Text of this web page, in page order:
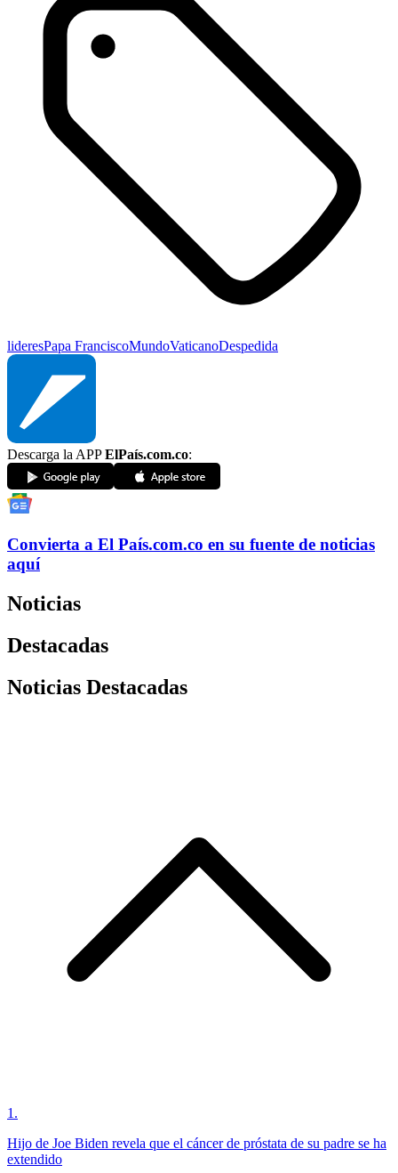
lideresPapa FranciscoMundoVaticanoDespedida
Descarga la APPElPaís.com.co:
Convierta a El País.com.co en su fuente de noticias
aquí
Noticias
Destacadas
Noticias Destacadas
1 .
Hijo de Joe Biden revela que el cáncer de próstata de su padre se ha
extendido